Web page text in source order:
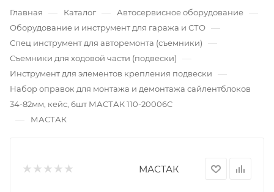
Главная — Каталог — Автосервисное оборудование —
Оборудование и инструмент для гаража и СТО —
Спец инструмент для авторемонта (съемники) —
Съемники для ходовой части (подвески) —
Инструмент для элементов крепления подвески —
Набор оправок для монтажа и демонтажа сайлентблоков
34-82мм, кейс, 6шт МАСТАК 110-20006C
— МАСТАК
МАСТАК